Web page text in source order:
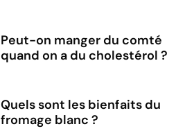
Peut-on manger du comté
quand on a du cholestérol ?
Quels sont les bienfaits du
fromage blanc ?